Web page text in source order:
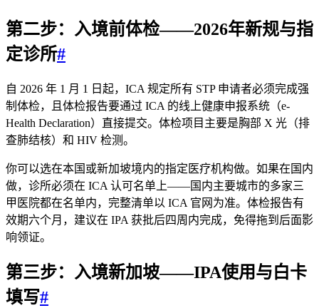
第二步：入境前体检——2026年新规与指
定诊所#
自 2026 年 1 月 1 日起，ICA 规定所有 STP 申请者必须完成强
制体检，且体检报告要通过 ICA 的线上健康申报系统（e-
Health Declaration）直接提交。体检项目主要是胸部 X 光（排
查肺结核）和 HIV 检测。
你可以选在本国或新加坡境内的指定医疗机构做。如果在国内
做，诊所必须在 ICA 认可名单上——国内主要城市的多家三
甲医院都在名单内，完整清单以 ICA 官网为准。体检报告有
效期六个月，建议在 IPA 获批后四周内完成，免得拖到后面影
响领证。
第三步：入境新加坡——IPA使用与白卡
填写#